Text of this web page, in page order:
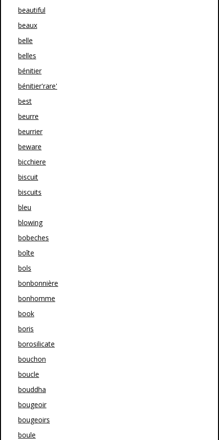
beautiful
beaux
belle
belles
bénitier
bénitier'rare'
best
beurre
beurrier
beware
bicchiere
biscuit
biscuits
bleu
blowing
bobeches
boîte
bols
bonbonnière
bonhomme
book
boris
borosilicate
bouchon
boucle
bouddha
bougeoir
bougeoirs
boule